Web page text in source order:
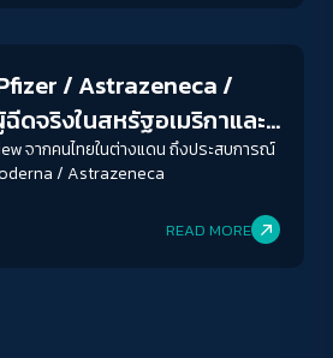
/ Astrazeneca /
ดจริงในสหรัฐอเมริกาและ
ไทยในต่างแดน ถึงประสบการณ์
/ Moderna / Astrazeneca
READ MORE
มาก มากที่สุด
Deutan Tritan